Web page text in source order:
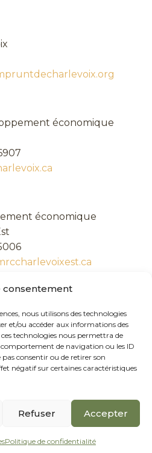
consentement
nous utilisons des technologies
et/ou accéder aux informations des
technologies nous permettra de
comportement de navigation ou les ID
pas consentir ou de retirer son
négatif sur certaines caractéristiques
Accepter
Refuser
Politique de confidentialité
économique
économique
- MRC de Charlevoix-Est |
: Axe Création
de confidentialité